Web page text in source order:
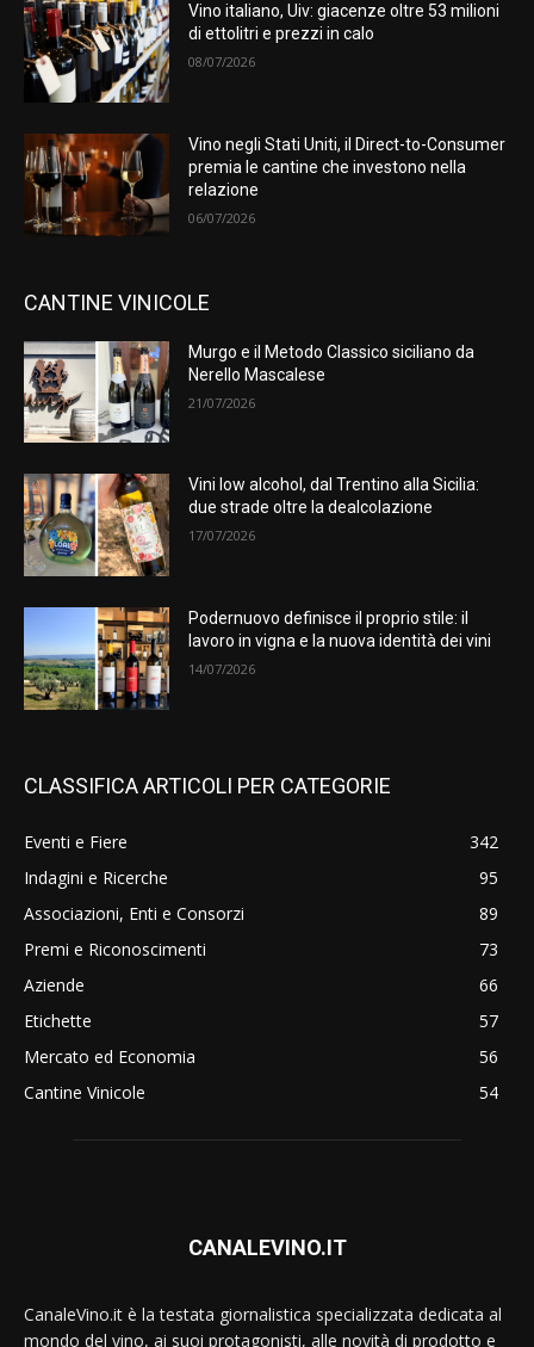
Vino italiano, Uiv: giacenze oltre 53 milioni
di ettolitri e prezzi in calo
08/07/2026
Vino negli Stati Uniti, il Direct-to-Consumer
premia le cantine che investono nella
relazione
06/07/2026
CANTINE VINICOLE
Murgo e il Metodo Classico siciliano da
Nerello Mascalese
21/07/2026
Vini low alcohol, dal Trentino alla Sicilia:
due strade oltre la dealcolazione
17/07/2026
Podernuovo definisce il proprio stile: il
lavoro in vigna e la nuova identità dei vini
14/07/2026
CLASSIFICA ARTICOLI PER CATEGORIE
Eventi e Fiere
342
Indagini e Ricerche
95
Associazioni, Enti e Consorzi
89
Premi e Riconoscimenti
73
Aziende
66
Etichette
57
Mercato ed Economia
56
Cantine Vinicole
54
CANALEVINO.IT
CanaleVino.it è la testata giornalistica specializzata dedicata al
mondo del vino, ai suoi protagonisti, alle novità di prodotto e